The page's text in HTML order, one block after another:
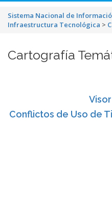
Sistema Nacional de
Infraestructura Tecnológica >
Cartografía
Conflictos de Uso de